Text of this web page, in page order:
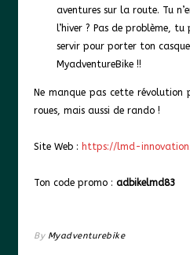
aventures sur la route. Tu
l’hiver ? Pas de problème, tu
servir pour porter ton
MyadventureBike !!
Ne manque pas cette révolution pour les amateurs de deux-
roues, mais aussi de rando !
Site Web : https://lmd-
Ton code promo : adbikelmd83
By Myadventurebike